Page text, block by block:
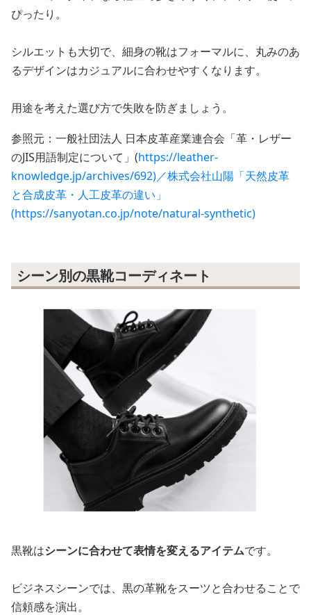
ぴったり。
シルエットも大切で、細身の靴はフォーマルに、丸みのあ
るデザインはカジュアルに合わせやすくなります。
用途を考えた選び方で失敗を防ぎましょう。
参照元：一般社団法人 日本皮革産業連合会「革・レザー
のJIS用語制定について」(https://leather-
knowledge.jp/archives/692)／株式会社山陽「天然皮革
と合成皮革・人工皮革の違い」
(https://sanyotan.co.jp/note/natural-synthetic)
シーン別の黒靴コーディネート
黒靴はシーンに合わせて表情を変えるアイテムです。
ビジネスシーンでは、黒の革靴をスーツと合わせることで
信頼感を演出。